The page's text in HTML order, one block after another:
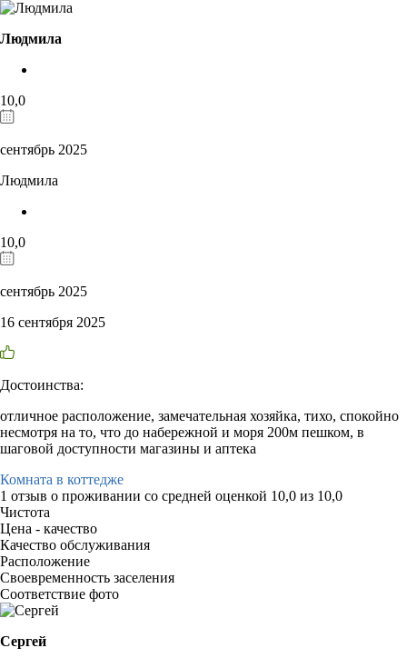
Людмила
10,0
сентябрь 2025
Людмила
10,0
сентябрь 2025
16 сентября 2025
Достоинства:
отличное расположение, замечательная хозяйка, тихо, спокойно
несмотря на то, что до набережной и моря 200м пешком, в
шаговой доступности магазины и аптека
Комната в коттедже
1 отзыв о проживании со средней оценкой 10,0 из 10,0
Чистота
Цена - качество
Качество обслуживания
Расположение
Своевременность заселения
Соответствие фото
Сергей